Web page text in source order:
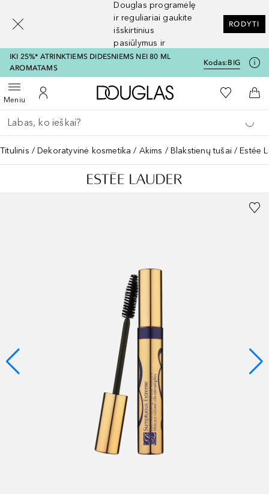
Douglas programėlę
ir reguliariai gaukite
išskirtinius
pasiūlymus ir
nuolaidas
RODYTI
IKI 25%* ATRINKTIEMS DIDESNIEMS NEI 80 ML
AROMATAMS
Kodas:BIG
MeniuAtidaryti meniuĮ mano paskyrą
Į Douglas pagrindinį
Į mano
Į
Grįžk atgal
Vykdykite paiešką
Titulinis Dekoratyvinė kosmetika Akims Blakstienų tušai Estée
[navigation.slideout.screenreader]